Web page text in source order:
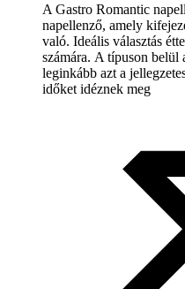
A Gastro Romantic
napellenző, amely
való. Ideális választás
számára. A típuson
leginkább azt a
időket idéznek meg